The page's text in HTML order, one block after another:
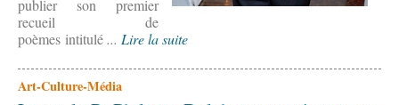
publier son premier
recueil de
poèmes intitulé... Lire la suite
Art-Culture-Média